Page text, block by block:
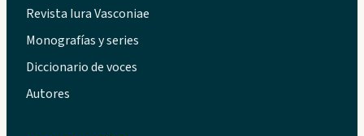
Revista Iura Vasconiae
Monografías y series
Diccionario de voces
Autores